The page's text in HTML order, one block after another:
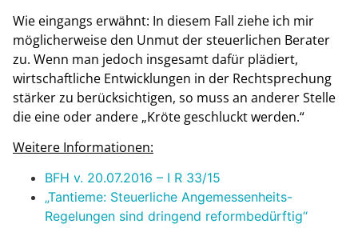
Wie eingangs erwähnt: In diesem Fall ziehe ich mir
möglicherweise den Unmut der steuerlichen Berater
zu. Wenn man jedoch insgesamt dafür plädiert,
wirtschaftliche Entwicklungen in der Rechtsprechung
stärker zu berücksichtigen, so muss an anderer Stelle
die eine oder andere „Kröte geschluckt werden.“
Weitere Informationen:
BFH v. 20.07.2016 – I R 33/15
„Tantieme: Steuerliche Angemessenheits-
Regelungen sind dringend reformbedürftig“